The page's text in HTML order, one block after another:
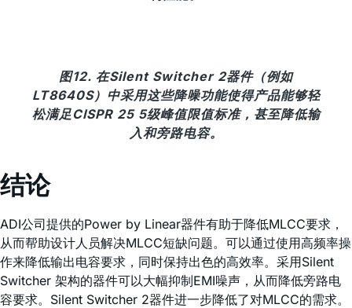
图12. 在Silent Switcher 2器件（例如
LT8640S）中采用这些降噪功能使得产品能够轻
松满足CISPR 25 5级峰值限值标准，甚至降低输
入和旁路电容。
结论
ADI公司提供的Power by Linear器件有助于降低MLCC要求，
从而帮助设计人员解决MLCC短缺问题。可以通过使用高频率操
作来降低输出电容要求，同时保持出色的高效率。采用Silent
Switcher 架构的器件可以大幅抑制EMI噪声，从而降低旁路电
容要求。Silent Switcher 2器件进一步降低了对MLCC的需求。